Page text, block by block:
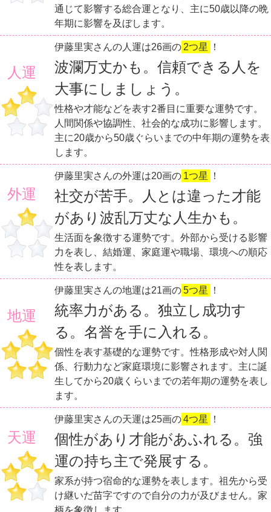
通じて影響する総合運となり、主に50歳以降の晩
年期に影響を及ぼします。
人運
伊藤里実さんの人運は26画の 2つ星 ！
波瀾万丈かも。信頼できる人を
大事にしましょう。
性格や才能などを表す2番目に重要な運勢です。
人間関係や協調性、社会的な成功に影響します。
主に20歳から50歳ぐらいまでの中年期の運勢を表
します。
外運
伊藤里実さんの外運は20画の 1つ星 ！
社交が苦手。人とは違った才能
があり波乱万丈な人生かも。
生活面を象徴する運勢です。外部から受ける影響
力を表し、結婚運、家庭運や職場、環境への順応
性を表します。
地運
伊藤里実さんの地運は21画の5つ星 ！
統率力がある。独立し成功す
る。名誉を手に入れる。
個性を表す基礎的な運勢です。性格形成や対人関
係、行動力など家庭環境に影響されます。主に誕
生してから20歳くらいまでの若年期の運勢を表し
ます。
天運
伊藤里実さんの天運は25画の4つ星 ！
個性があり才能があふれる。強
運の持ち主で発展する。
家系が持つ宿命的な運勢を表します。祖先から受
け継いだ苗字ですので自分の力が及びません。家
柄を象徴します。